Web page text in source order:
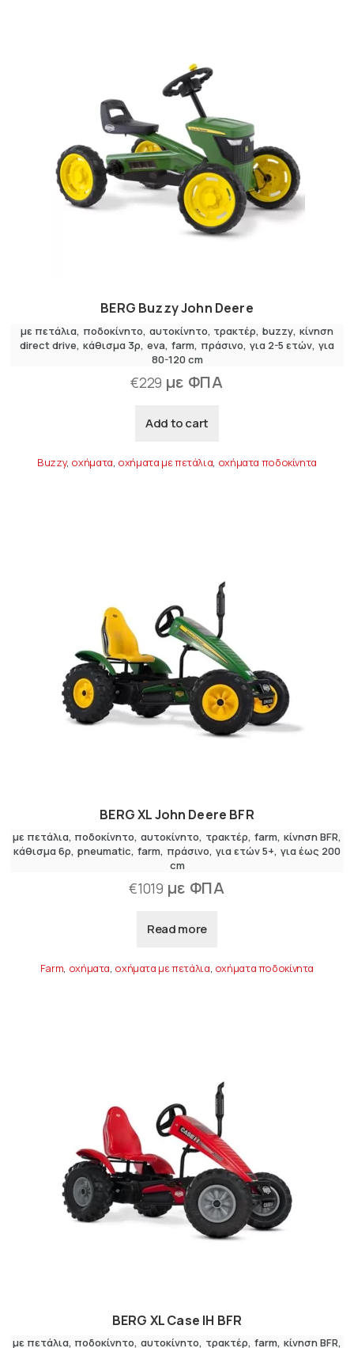
BERG Buzzy John Deere
με πετάλια, ποδοκίνητο αυτοκίνητο, τρακτέρ buzzy κίνηση
direct drive κάθισμα 3ρ eva farm πράσινο για 2-5 ετών για
80-120 cm
€229 με ΦΠΑ
Add to cart
Buzzy, οχήματα, οχήματα με πετάλια, οχήματα ποδοκίνητα
BERG XL John Deere BFR
με πετάλια, ποδοκίνητο αυτοκίνητο, τρακτέρ farm κίνηση BFR
κάθισμα 6ρ pneumatic farm πράσινο για ετών 5+ για έως 200
cm
€1019 με ΦΠΑ
Read more
Farm, οχήματα, οχήματα με πετάλια, οχήματα ποδοκίνητα
BERG XL Case IH BFR
με πετάλια, ποδοκίνητο αυτοκίνητο, τρακτέρ farm κίνηση BFR